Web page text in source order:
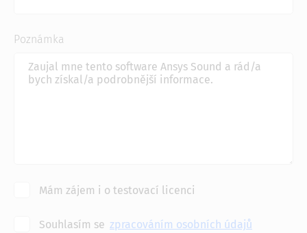
Poznámka
Mám zájem i o testovací licenci
Souhlasím se zpracováním osobních údajů